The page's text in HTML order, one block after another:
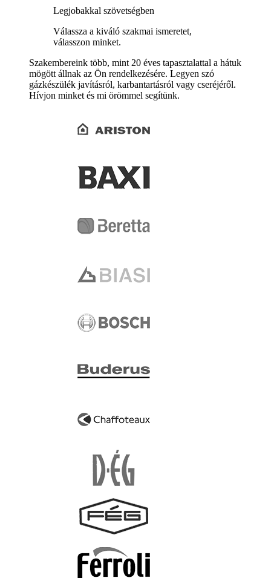
Legjobakkal szövetségben
Válassza a kiváló szakmai ismeretet,
válasszon minket.
Szakembereink több, mint 20 éves tapasztalattal a hátuk
mögött állnak az Ön rendelkezésére. Legyen szó
gázkészülék javításról, karbantartásról vagy cseréjéről.
Hívjon minket és mi örömmel segítünk.